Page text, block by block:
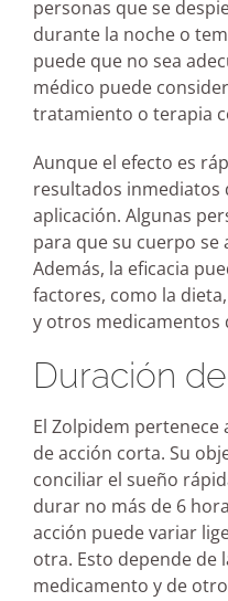
personas que se
durante la noche o
puede que no sea
médico puede
tratamiento o terapia
Aunque el efecto es
resultados inmediatos
aplicación. Algunas
para que su cuerpo
Además, la eficacia
factores, como la
y otros medicamentos
Duración
El Zolpidem
de acción corta. Su
conciliar el sueño
durar no más de 6
acción puede variar
otra. Esto depende de
medicamento y de